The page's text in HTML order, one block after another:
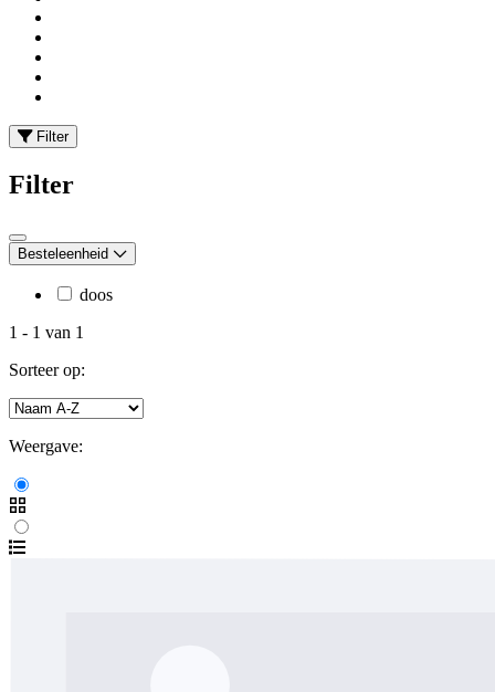
Filter
Filter
Besteleenheid
doos
1 - 1 van 1
Sorteer op:
Weergave: